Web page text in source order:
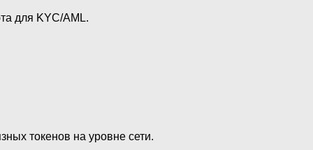
для KYC/AML.
токенов на уровне сети.